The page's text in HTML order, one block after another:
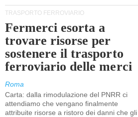
TRASPORTO FERROVIARIO
Fermerci esorta a
trovare risorse per
sostenere il trasporto
ferroviario delle merci
Roma
Carta: dalla rimodulazione del PNRR ci
attendiamo che vengano finalmente
attribuite risorse a ristoro dei danni che gli